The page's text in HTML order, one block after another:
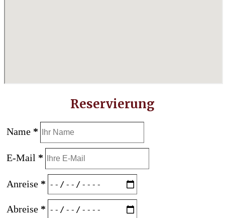
Reservierung
Name *
E-Mail *
Anreise *
Abreise *